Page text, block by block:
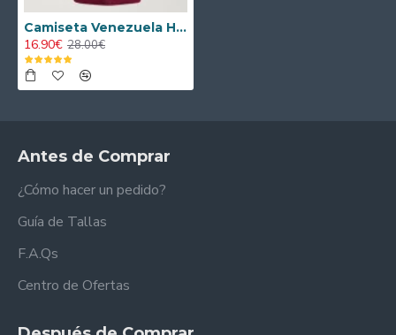
Camiseta Venezuela Home 2026
16.90€ 28.00€
Antes de Comprar
¿Cómo hacer un pedido?
Guía de Tallas
F.A.Qs
Centro de Ofertas